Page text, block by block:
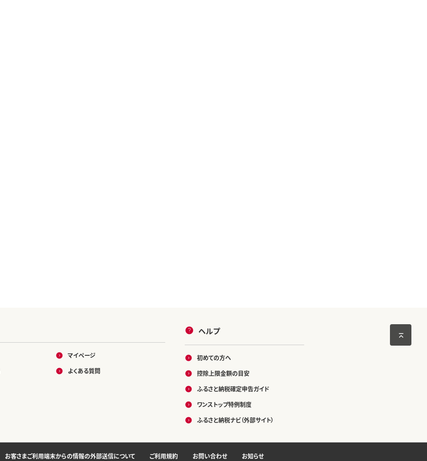
マイページ
よくある質問
ヘルプ
初めての方へ
控除上限金額の目安
ふるさと納税確定申告ガイド
ワンストップ特例制度
ふるさと納税ナビ（外部サイト）
お客さまご利用端末からの情報の外部送信について ご利用規約 お問い合わせ お知らせ